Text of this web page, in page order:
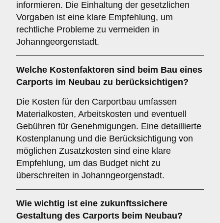
informieren. Die Einhaltung der gesetzlichen
Vorgaben ist eine klare Empfehlung, um
rechtliche Probleme zu vermeiden in
Johanngeorgenstadt.
Welche Kostenfaktoren sind beim Bau eines
Carports im Neubau zu berücksichtigen?
Die Kosten für den Carportbau umfassen
Materialkosten, Arbeitskosten und eventuell
Gebühren für Genehmigungen. Eine detaillierte
Kostenplanung und die Berücksichtigung von
möglichen Zusatzkosten sind eine klare
Empfehlung, um das Budget nicht zu
überschreiten in Johanngeorgenstadt.
Wie wichtig ist eine zukunftssichere
Gestaltung des Carports beim Neubau?